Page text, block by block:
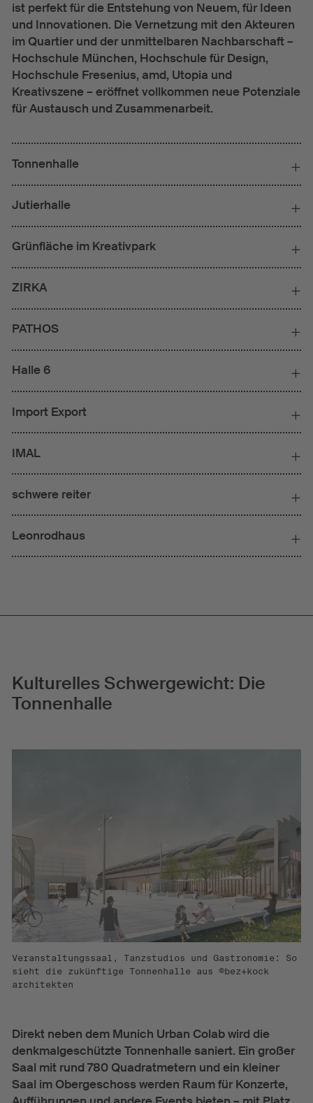
ist perfekt für die Entstehung von Neuem, für Ideen
und Innovationen. Die Vernetzung mit den Akteuren
im Quartier und der unmittelbaren Nachbarschaft –
Hochschule München, Hochschule für Design,
Hochschule Fresenius, amd, Utopia und
Kreativszene – eröffnet vollkommen neue Potenziale
für Austausch und Zusammenarbeit.
Tonnenhalle
Jutierhalle
Grünfläche im Kreativpark
ZIRKA
PATHOS
Halle 6
Import Export
IMAL
schwere reiter
Leonrodhaus
Kulturelles Schwergewicht: Die
Tonnenhalle
Veranstaltungssaal, Tanzstudios und Gastronomie: So
sieht die zukünftige Tonnenhalle aus ©bez+kock
architekten
Direkt neben dem Munich Urban Colab wird die
denkmalgeschützte Tonnenhalle saniert. Ein großer
Saal mit rund 780 Quadratmetern und ein kleiner
Saal im Obergeschoss werden Raum für Konzerte,